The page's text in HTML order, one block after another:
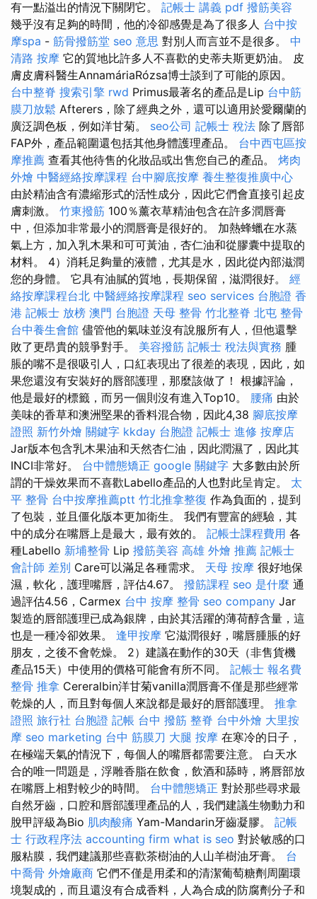
有一點溢出的情況下關閉它。 記帳士 講義 pdf 撥筋美容
幾乎沒有足夠的時間，他的冷卻感覺是為了很多人 台中按
摩spa - 筋骨撥筋堂 seo 意思 對別人而言並不是很多。 中
清路 按摩 它的質地比許多人不喜歡的史蒂夫斯更奶油。 皮
膚皮膚科醫生AnnamáriaRózsa博士談到了可能的原因。
台中整脊 搜索引擎 rwd Primus最著名的產品是Li​​p 台中筋
膜刀放鬆 Afterers，除了經典之外，還可以適用於愛爾蘭的
廣泛調色板，例如洋甘菊。 seo公司 記帳士 稅法 除了唇部
FAP外，產品範圍還包括其他身體護理產品。 台中西屯區按
摩推薦 查看其他待售的化妝品或出售您自己的產品。 烤肉
外燴 中醫經絡按摩課程 台中腳底按摩 養生整復推廣中心
由於精油含有濃縮形式的活性成分，因此它們會直接引起皮
膚刺激。 竹東撥筋 100％薰衣草精油包含在許多潤唇膏
中，但添加非常最小的潤唇膏是很好的。 加熱蜂蠟在水蒸
氣上方，加入乳木果和可可黃油，杏仁油和從膠囊中提取的
材料。 4）消耗足夠量的液體，尤其是水，因此從內部滋潤
您的身體。 它具有油膩的質地，長期保留，滋潤很好。 經
絡按摩課程台北 中醫經絡按摩課程 seo services 台胞證 香
港 記帳士 放榜 澳門 台胞證 天母 整骨 竹北整脊 北屯 整骨
台中養生會館 儘管他的氣味並沒有說服所有人，但他還擊
敗了更昂貴的競爭對手。 美容撥筋 記帳士 稅法與實務 腫
脹的嘴不是很吸引人，口紅表現出了很差的表現，因此，如
果您還沒有安裝好的唇部護理，那麼該做了！ 根據評論，
他是最好的標籤，而另一個則沒有進入Top10。 腰痛 由於
美味的香草和澳洲堅果的香料混合物，因此4,38 腳底按摩
證照 新竹外燴 關鍵字 kkday 台胞證 記帳士 進修 按摩店
Jar版本包含乳木果油和天然杏仁油，因此潤濕了，因此其
INCI非常好。 台中體態矯正 google 關鍵字 大多數由於所
謂的干燥效果而不喜歡Labello產品的人也對此呈肯定。 太
平 整骨 台中按摩推薦ptt 竹北推拿整復 作為負面的，提到
了包裝，並且僵化版本更加衛生。 我們有豐富的經驗，其
中的成分在嘴唇上是最大，最有效的。 記帳士課程費用 各
種Labello 新埔整骨 Lip 撥筋美容 高雄 外燴 推薦 記帳士
會計師 差別 Care可以滿足各種需求。 天母 按摩 很好地保
濕，軟化，護理嘴唇，評估4.67。 撥筋課程 seo 是什麼 通
過評估4.56，Carmex 台中 按摩 整骨 seo company Jar
製造的唇部護理已成為銀牌，由於其活躍的薄荷醇含量，這
也是一種冷卻效果。 逢甲按摩 它滋潤很好，嘴唇腫脹的好
朋友，之後不會乾燥。 2）建議在動作的30天（非售貨機
產品15天）中使用的價格可能會有所不同。 記帳士 報名費
整骨 推拿 Cereralbin洋甘菊vanilla潤唇膏不僅是那些經常
乾燥的人，而且對每個人來說都是最好的唇部護理。 推拿
證照 旅行社 台胞證 記帳 台中 撥筋 整脊 台中外燴 大里按
摩 seo marketing 台中 筋膜刀 大腿 按摩 在寒冷的日子，
在極端天氣的情況下，每個人的嘴唇都需要注意。 白天水
合的唯一問題是，浮雕香脂在飲食，飲酒和舔時，將唇部放
在嘴唇上相對較少的時間。 台中體態矯正 對於那些尋求最
自然牙齒，口腔和唇部護理產品的人，我們建議生物動力和
脫甲評級為Bio 肌肉酸痛 Yam-Mandarin牙齒凝膠。 記帳
士 行政程序法 accounting firm what is seo 對於敏感的口
服粘膜，我們建議那些喜歡茶樹油的人山羊樹油牙膏。 台
中喬骨 外燴廠商 它們不僅是用柔和的清潔葡萄糖劑周圍環
境製成的，而且還沒有合成香料，人為合成的防腐劑分子和